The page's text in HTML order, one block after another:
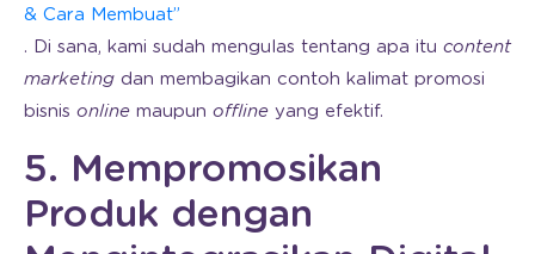
& Cara Membuat”
. Di sana, kami sudah mengulas tentang apa itu content
marketing dan membagikan contoh kalimat promosi
bisnis online maupun offline yang efektif.
5. Mempromosikan
Produk dengan